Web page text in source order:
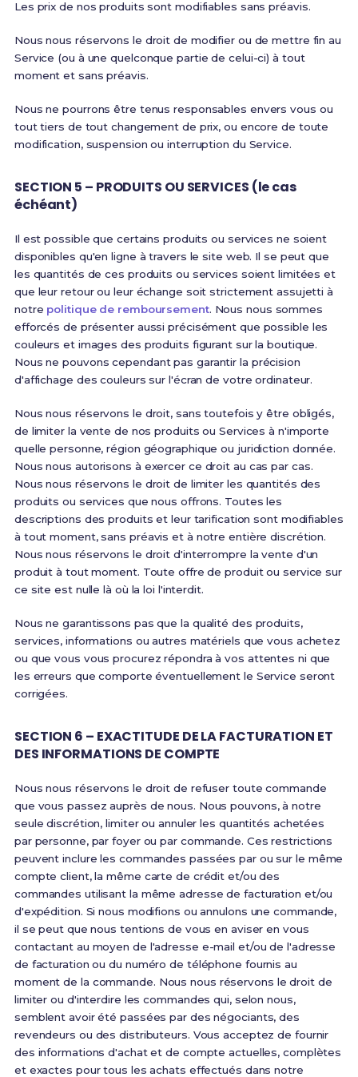
Les prix de nos produits sont modifiables sans préavis.
Nous nous réservons le droit de modifier ou de mettre fin au
Service (ou à une quelconque partie de celui-ci) à tout
moment et sans préavis.
Nous ne pourrons être tenus responsables envers vous ou
tout tiers de tout changement de prix, ou encore de toute
modification, suspension ou interruption du Service.
SECTION 5 – PRODUITS OU SERVICES (le cas
échéant)
Il est possible que certains produits ou services ne soient
disponibles qu'en ligne à travers le site web. Il se peut que
les quantités de ces produits ou services soient limitées et
que leur retour ou leur échange soit strictement assujetti à
notre politique de remboursement. Nous nous sommes
efforcés de présenter aussi précisément que possible les
couleurs et images des produits figurant sur la boutique.
Nous ne pouvons cependant pas garantir la précision
d'affichage des couleurs sur l'écran de votre ordinateur.
Nous nous réservons le droit, sans toutefois y être obligés,
de limiter la vente de nos produits ou Services à n'importe
quelle personne, région géographique ou juridiction donnée.
Nous nous autorisons à exercer ce droit au cas par cas.
Nous nous réservons le droit de limiter les quantités des
produits ou services que nous offrons. Toutes les
descriptions des produits et leur tarification sont modifiables
à tout moment, sans préavis et à notre entière discrétion.
Nous nous réservons le droit d'interrompre la vente d'un
produit à tout moment. Toute offre de produit ou service sur
ce site est nulle là où la loi l'interdit.
Nous ne garantissons pas que la qualité des produits,
services, informations ou autres matériels que vous achetez
ou que vous vous procurez répondra à vos attentes ni que
les erreurs que comporte éventuellement le Service seront
corrigées.
SECTION 6 – EXACTITUDE DE LA FACTURATION ET
DES INFORMATIONS DE COMPTE
Nous nous réservons le droit de refuser toute commande
que vous passez auprès de nous. Nous pouvons, à notre
seule discrétion, limiter ou annuler les quantités achetées
par personne, par foyer ou par commande. Ces restrictions
peuvent inclure les commandes passées par ou sur le même
compte client, la même carte de crédit et/ou des
commandes utilisant la même adresse de facturation et/ou
d'expédition. Si nous modifions ou annulons une commande,
il se peut que nous tentions de vous en aviser en vous
contactant au moyen de l'adresse e-mail et/ou de l'adresse
de facturation ou du numéro de téléphone fournis au
moment de la commande. Nous nous réservons le droit de
limiter ou d'interdire les commandes qui, selon nous,
semblent avoir été passées par des négociants, des
revendeurs ou des distributeurs. Vous acceptez de fournir
des informations d'achat et de compte actuelles, complètes
et exactes pour tous les achats effectués dans notre